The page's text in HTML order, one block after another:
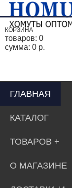
КОРЗИНА
товаров: 0
сумма: 0 р.
ГЛАВНАЯ
КАТАЛОГ
ТОВАРОВ
О МАГАЗИНЕ